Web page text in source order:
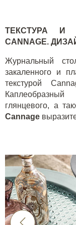
ТЕКСТУРА И
CANNAGE.
Журнальный
закаленного и
текстурой
глянцевого, а
Cannage